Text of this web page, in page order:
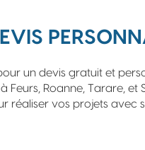
un devis gratuit et
Roanne, Tarare, et
réaliser vos projets avec